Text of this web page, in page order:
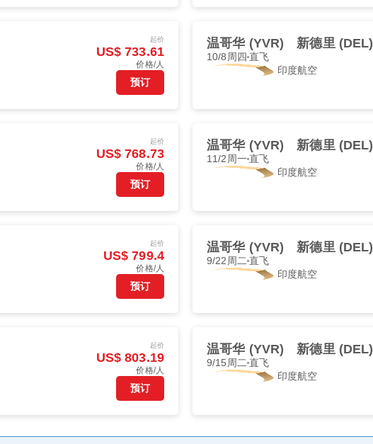
起价
US$ 733.61
价格/人
预订
温哥华 (YVR) 新德里 (DEL)
10/8周四 直飞
印度航空
起价
US$ 768.73
价格/人
预订
温哥华 (YVR) 新德里 (DEL)
11/2周一直飞
印度航空
起价
US$ 799.4
价格/人
预订
温哥华 (YVR) 新德里 (DEL)
9/22周二 直飞
印度航空
起价
US$ 803.19
价格/人
预订
温哥华 (YVR) 新德里 (DEL)
9/15周二 直飞
印度航空